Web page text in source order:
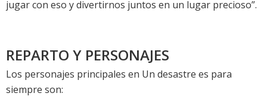
jugar con eso y divertirnos juntos en un lugar precioso”.
REPARTO Y PERSONAJES
Los personajes principales en Un desastre es para
siempre son: